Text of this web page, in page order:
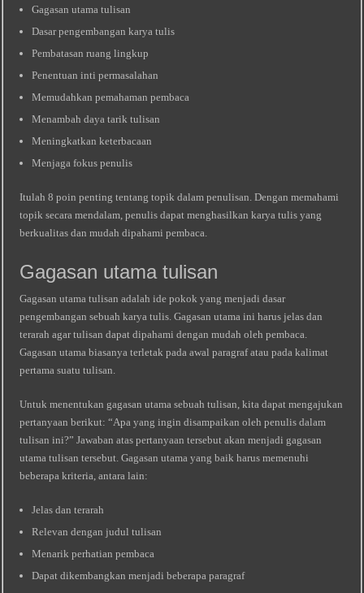
Gagasan utama tulisan
Dasar pengembangan karya tulis
Pembatasan ruang lingkup
Penentuan inti permasalahan
Memudahkan pemahaman pembaca
Menambah daya tarik tulisan
Meningkatkan keterbacaan
Menjaga fokus penulis
Itulah 8 poin penting tentang topik dalam penulisan. Dengan memahami
topik secara mendalam, penulis dapat menghasilkan karya tulis yang
berkualitas dan mudah dipahami pembaca.
Gagasan utama tulisan
Gagasan utama tulisan adalah ide pokok yang menjadi dasar
pengembangan sebuah karya tulis. Gagasan utama ini harus jelas dan
terarah agar tulisan dapat dipahami dengan mudah oleh pembaca.
Gagasan utama biasanya terletak pada awal paragraf atau pada kalimat
pertama suatu tulisan.
Untuk menentukan gagasan utama sebuah tulisan, kita dapat mengajukan
pertanyaan berikut: “Apa yang ingin disampaikan oleh penulis dalam
tulisan ini?” Jawaban atas pertanyaan tersebut akan menjadi gagasan
utama tulisan tersebut. Gagasan utama yang baik harus memenuhi
beberapa kriteria, antara lain:
Jelas dan terarah
Relevan dengan judul tulisan
Menarik perhatian pembaca
Dapat dikembangkan menjadi beberapa paragraf